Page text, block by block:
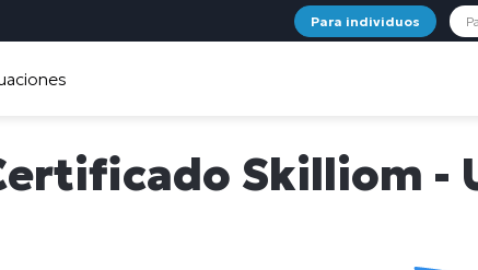
Para individuos
Skilliom -